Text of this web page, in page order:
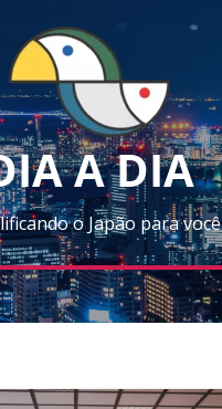
A DIA
o Japão para você